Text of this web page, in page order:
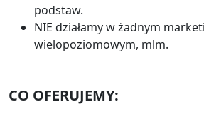
podstaw.
NIE działamy w żadnym
wielopoziomowym, mlm.
CO OFERUJEMY: